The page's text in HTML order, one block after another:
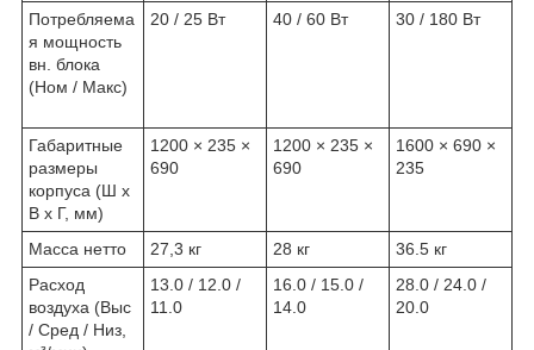
Потребляема
я мощность
вн. блока
(Ном / Макс)
20 / 25 Вт 40 / 60 Вт 30 / 180 Вт
Габаритные
размеры
корпуса (Ш x
В x Г, мм)
1200 × 235 ×
690
1200 × 235 ×
690
1600 × 690 ×
235
Масса нетто 27,3 кг 28 кг
36.5 кг
Расход
воздуха (Выс
/ Сред / Низ,
13.0 / 12.0 /
11.0
16.0 / 15.0 /
14.0
28.0 / 24.0 /
20.0